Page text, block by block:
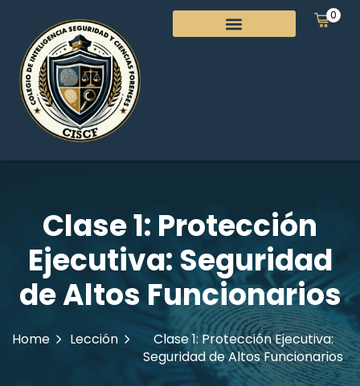
0
Clase 1: Protección
Ejecutiva: Seguridad
de Altos Funcionarios
Home Lección
Clase 1: Protección Ejecutiva:
Seguridad de Altos Funcionarios